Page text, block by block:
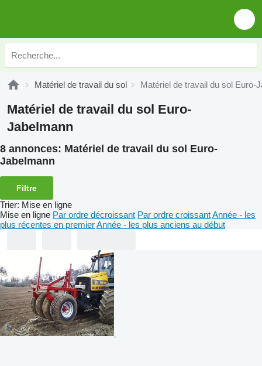
Matériel de travail du sol Matériel de travail du sol Euro-
Matériel de travail du sol Euro-
Jabelmann
8 annonces: Matériel de travail du sol Euro-
Jabelmann
Filtre
Trier: Mise en ligne
Mise en ligne Par ordre décroissant Par ordre croissantAnnée - les
plus récentes en premierAnnée - les plus anciens au début